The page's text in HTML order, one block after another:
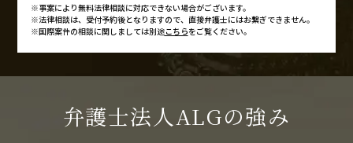
※事案により無料法律相談に対応できない場合がございます。
※法律相談は、受付予約後となりますので、 直接弁護士にはお繋ぎできません。
※国際案件の相談に関しましては別途こちらをご覧ください。
弁護士法人ALGの強み